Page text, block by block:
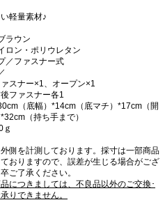
軽量素材♪
ラウン
ロン・ポリウレタン
／ファスナー式
ァスナー×1、オープン×1
後ファスナー各1
（底幅）*14cm（底マチ）*17cm（開
（持ち手まで）
ｇ
側を計測しております。採寸は一部商品
おりますので、誤差が生じる場合がござ
ご了承ください。
につきましては、不良品以外のご交換･
りできません。